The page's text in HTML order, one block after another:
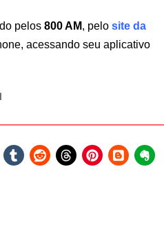
pelos 800 AM, pelo site da
acessando seu aplicativo